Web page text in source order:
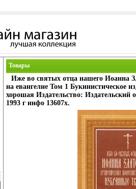
Товары
Иже во святых отца нашего Иоанна
на евангелие Том 1 Букинистическое
хорошая Издательство: Издательский
1993 г инфо 13607x.